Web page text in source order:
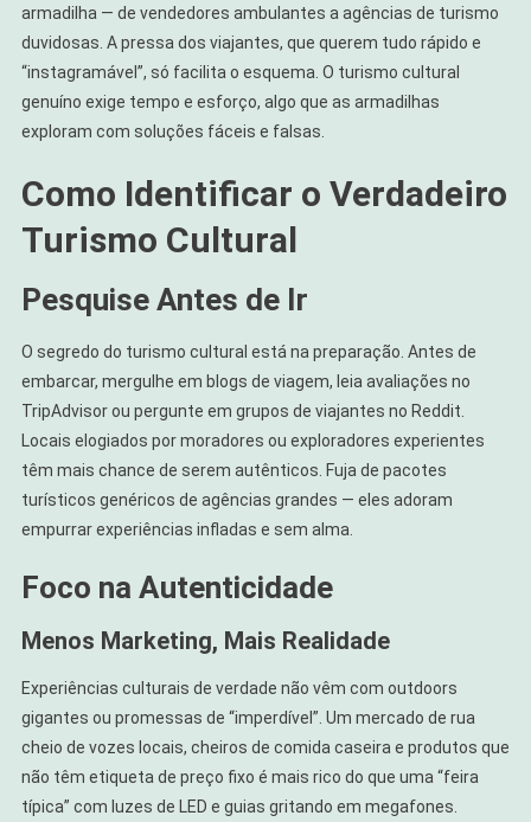
armadilha — de vendedores ambulantes a agências de turismo
duvidosas. A pressa dos viajantes, que querem tudo rápido e
“instagramável”, só facilita o esquema. O turismo cultural
genuíno exige tempo e esforço, algo que as armadilhas
exploram com soluções fáceis e falsas.
Como Identificar o Verdadeiro
Turismo Cultural
Pesquise Antes de Ir
O segredo do turismo cultural está na preparação. Antes de
embarcar, mergulhe em blogs de viagem, leia avaliações no
TripAdvisor ou pergunte em grupos de viajantes no Reddit.
Locais elogiados por moradores ou exploradores experientes
têm mais chance de serem autênticos. Fuja de pacotes
turísticos genéricos de agências grandes — eles adoram
empurrar experiências infladas e sem alma.
Foco na Autenticidade
Menos Marketing, Mais Realidade
Experiências culturais de verdade não vêm com outdoors
gigantes ou promessas de “imperdível”. Um mercado de rua
cheio de vozes locais, cheiros de comida caseira e produtos que
não têm etiqueta de preço fixo é mais rico do que uma “feira
típica” com luzes de LED e guias gritando em megafones.